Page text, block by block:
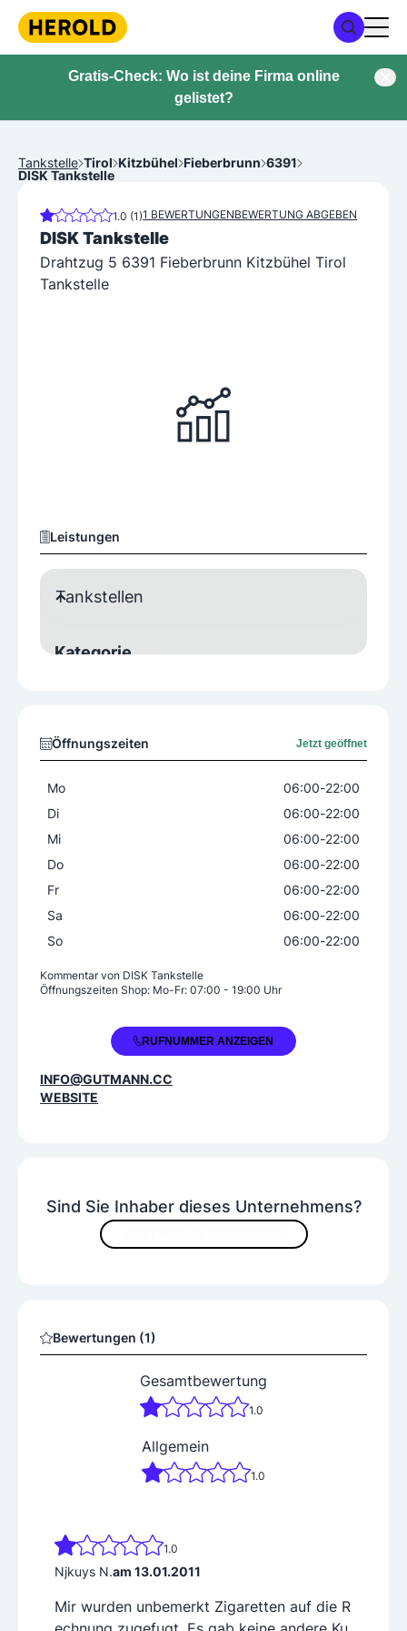
Gratis-Check: Wo ist deine Firma online
gelistet?
Tankstelle Tirol Kitzbühel Fieberbrunn 6391
DISK Tankstelle
1.0 (1)1 BEWERTUNGENBEWERTUNG ABGEBEN
DISK Tankstelle
Drahtzug 5 6391 Fieberbrunn Kitzbühel Tirol
Tankstelle
Leistungen
Tankstellen
Kategorie
Shop
Weitere Angebote
GUTMANN Tank- und Ladekarte
Sind Sie Inhaber dieses Unternehmens?
Bewertungen (1)
Gesamtbewertung
1.0
Allgemein
1.0
1.0
Njkuys N.am 13.01.2011
Mir wurden unbemerkt Zigaretten auf die R
Öffnungszeiten Jetzt geöffnet
Mo 06:00-22:00
Di
06:00-22:00
Mi
06:00-22:00
Do
06:00-22:00
Fr
06:00-22:00
Sa
06:00-22:00
So
06:00-22:00
Kommentar von DISK Tankstelle
Öffnungszeiten Shop: Mo-Fr: 07:00 - 19:00 Uhr
+43 50 2277 6391RUFNUMMER ANZEIGEN
INFO@GUTMANN.CC
WEBSITE